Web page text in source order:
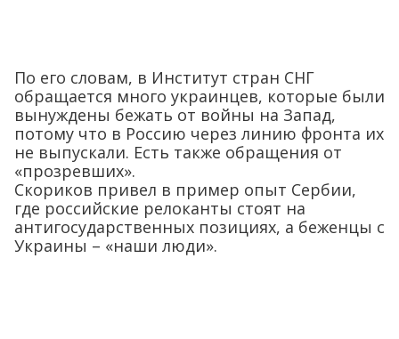
По его словам, в Институт стран СНГ
обращается много украинцев, которые были
вынуждены бежать от войны на Запад,
потому что в Россию через линию фронта их
не выпускали. Есть также обращения от
«прозревших».
Скориков привел в пример опыт Сербии,
где российские релоканты стоят на
антигосударственных позициях, а беженцы с
Украины – «наши люди».